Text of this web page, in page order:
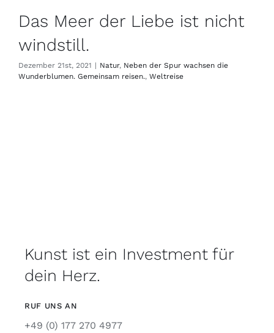
Das Meer der Liebe ist nicht
windstill.
Dezember 21st, 2021 | Natur, Neben der Spur wachsen die
Wunderblumen. Gemeinsam reisen., Weltreise
Kunst ist ein Investment für
dein Herz.
RUF UNS AN
+49 (0) 177 270 4977